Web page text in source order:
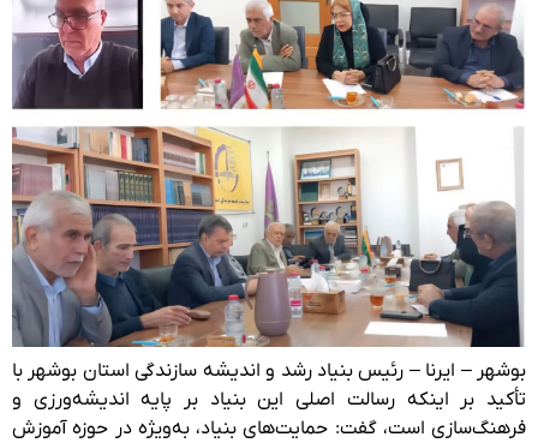
بوشهر – ایرنا – رئیس بنیاد رشد و اندیشه سازندگی استان بوشهر با
تأکید بر اینکه رسالت اصلی این بنیاد بر پایه اندیشه‌ورزی و
فرهنگ‌سازی است، گفت: حمایت‌های بنیاد، به‌ویژه در حوزه آموزش